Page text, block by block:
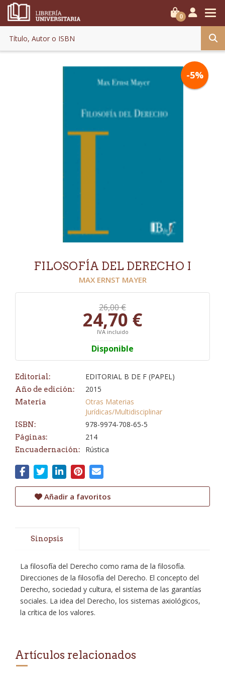
0
-5%
FILOSOFÍA DEL DERECHO I
MAX ERNST MAYER
26,00 €
24,70 €
IVA incluido
Disponible
Editorial: EDITORIAL B DE F (PAPEL)
Año de edición: 2015
Materia
Otras Materias
Jurídicas/Multidisciplinar
ISBN: 978-9974-708-65-5
Páginas: 214
Encuadernación: Rústica
Añadir a favoritos
Sinopsis
La filosofía del Derecho como rama de la filosofía.
Direcciones de la filosofía del Derecho. El concepto del
Derecho, sociedad y cultura, el sistema de las garantías
sociales. La idea del Derecho, los sistemas axiológicos,
la crítica de los valores.
Artículos relacionados